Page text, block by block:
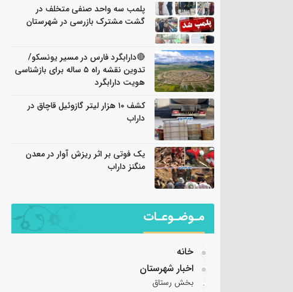
پلمب سه واحد صنفی متخلف در
گشت مشترک بازرسی در شهرستان
🔴دارابگرد فارس در مسیر یونسکو/
تدوین نقشه راه ۵ ساله برای بازشناسی
هویت دارابگرد
کشف ۱۰ هزار لیتر گازوئیل قاچاق در
داراب
یک فوتی بر اثر ریزش آوار در معدن
منگنز داراب
مـوضـوعـات
خانه
اخبار شهرستان
بخش رستاق